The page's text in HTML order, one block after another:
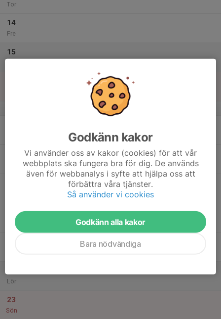
Tor
14
Fre
15
v.34
Tor
Lör
23
Sön
Godkänn kakor
Vi använder oss av kakor (cookies) för att vår
webbplats ska fungera bra för dig. De används
även för webbanalys i syfte att hjälpa oss att
förbättra våra tjänster.
Så använder vi cookies
Godkänn alla kakor
Bara nödvändiga